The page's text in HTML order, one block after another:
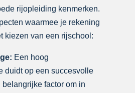
rijopleiding kenmerken.
waarmee je rekening
kiezen van een rijschool:
Een hoog
duidt op een succesvolle
factor om in